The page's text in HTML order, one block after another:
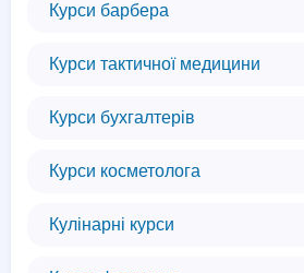
Курси барбера
Курси тактичної медицини
Курси бухгалтерів
Курси косметолога
Кулінарні курси